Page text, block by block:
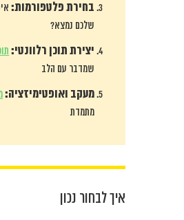
בחירת פלטפורמות:
שלכם נמצא?
יצירת תוכן רלוונטי:
שמדבר עם הלב
מעקב ואופטימיזציה:
מתמדת
איך לבחור נכון